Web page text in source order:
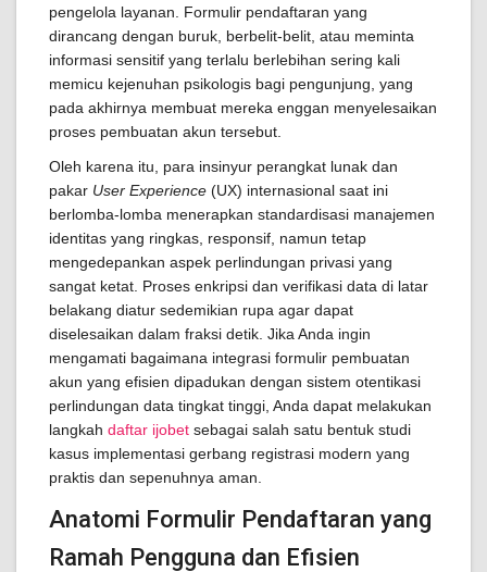
pengelola layanan. Formulir pendaftaran yang
dirancang dengan buruk, berbelit-belit, atau meminta
informasi sensitif yang terlalu berlebihan sering kali
memicu kejenuhan psikologis bagi pengunjung, yang
pada akhirnya membuat mereka enggan menyelesaikan
proses pembuatan akun tersebut.
Oleh karena itu, para insinyur perangkat lunak dan
pakar User Experience (UX) internasional saat ini
berlomba-lomba menerapkan standardisasi manajemen
identitas yang ringkas, responsif, namun tetap
mengedepankan aspek perlindungan privasi yang
sangat ketat. Proses enkripsi dan verifikasi data di latar
belakang diatur sedemikian rupa agar dapat
diselesaikan dalam fraksi detik. Jika Anda ingin
mengamati bagaimana integrasi formulir pembuatan
akun yang efisien dipadukan dengan sistem otentikasi
perlindungan data tingkat tinggi, Anda dapat melakukan
langkah daftar ijobet sebagai salah satu bentuk studi
kasus implementasi gerbang registrasi modern yang
praktis dan sepenuhnya aman.
Anatomi Formulir Pendaftaran yang
Ramah Pengguna dan Efisien